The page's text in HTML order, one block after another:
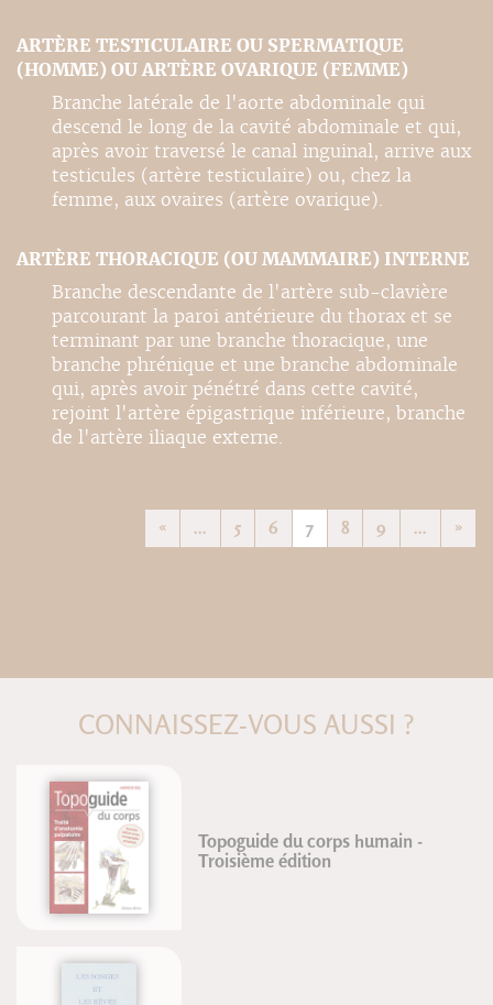
ARTÈRE TESTICULAIRE OU SPERMATIQUE
(HOMME) OU ARTÈRE OVARIQUE (FEMME)
Branche latérale de l'aorte abdominale qui
descend le long de la cavité abdominale et qui,
après avoir traversé le canal inguinal, arrive aux
testicules (artère testiculaire) ou, chez la
femme, aux ovaires (artère ovarique).
ARTÈRE THORACIQUE (OU MAMMAIRE) INTERNE
Branche descendante de l'artère sub-clavière
parcourant la paroi antérieure du thorax et se
terminant par une branche thoracique, une
branche phrénique et une branche abdominale
qui, après avoir pénétré dans cette cavité,
rejoint l'artère épigastrique inférieure, branche
de l'artère iliaque externe.
« ... 5 6 7 8 9 ... »
CONNAISSEZ-VOUS AUSSI ?
Topoguide du corps humain -
Troisième édition